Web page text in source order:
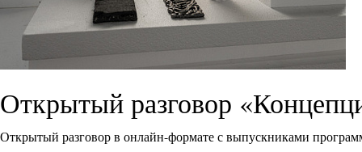
Открытый разговор
Открытый разговор в онлайн-формате с выпускниками